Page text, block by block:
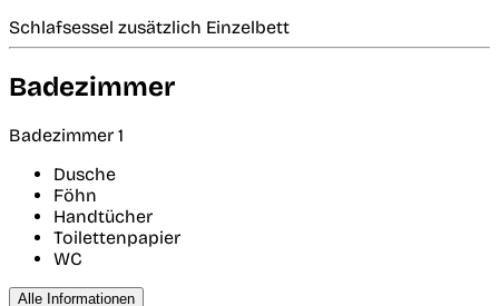
Schlafsessel zusätzlich Einzelbett
Badezimmer
Badezimmer 1
Dusche
Föhn
Handtücher
Toilettenpapier
WC
Alle Informationen